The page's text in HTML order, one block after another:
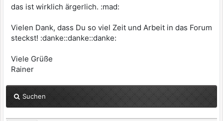
das ist wirklich ärgerlich. :mad:
Vielen Dank, dass Du so viel Zeit und Arbeit in das Forum
steckst! :danke::danke::danke:
Viele Grüße
Rainer
Suchen